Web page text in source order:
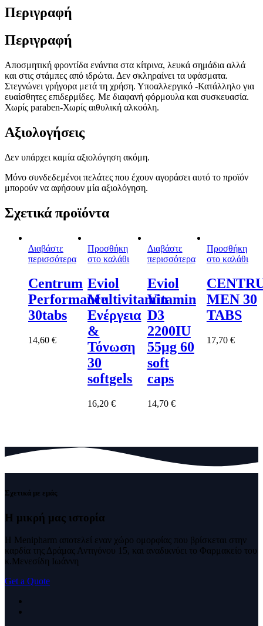
Περιγραφή
Περιγραφή
Αποσμητική φροντίδα ενάντια στα κίτρινα, λευκά σημάδια αλλά
και στις στάμπες από ιδρώτα. Δεν σκληραίνει τα υφάσματα.
Στεγνώνει γρήγορα μετά τη χρήση. Υποαλλεργικό -Κατάλληλο για
ευαίσθητες επιδερμίδες. Με διαφανή φόρμουλα και συσκευασία.
Χωρίς paraben-Χωρίς αιθυλική αλκοόλη.
Αξιολογήσεις
Δεν υπάρχει καμία αξιολόγηση ακόμη.
Μόνο συνδεδεμένοι πελάτες που έχουν αγοράσει αυτό το προϊόν
μπορούν να αφήσουν μία αξιολόγηση.
Σχετικά προϊόντα
Διαβάστε
περισσότερα
Centrum
Performance
30tabs
14,60 €
Προσθήκη
στο καλάθι
Eviol
Multivitamin
Ενέργεια
&
Τόνωση
30
softgels
16,20€
Διαβάστε
περισσότερα
Eviol
Vitamin
D3
2200IU
55μg 60
soft
caps
14,70 €
Προσθήκη
στο καλάθι
MEN 30
TABS
17,70 €
Σχετικά με εμάς
Η μικρή μας ιστορία
Η Menipharm αποτελεί εναν χώρο ομορφίας που βρίσκεται στην
καρδία της Δράμας Αντιγόνου 15, και αναδικνύει το Φαρμακείο του
κ.Μενεσίδη Ιωάννη
Get a Quote